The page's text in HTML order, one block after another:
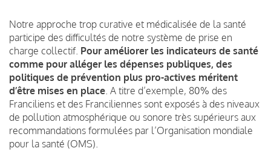
Notre approche trop curative et médicalisée de la santé
participe des difficultés de notre système de prise en
charge collectif. Pour améliorer les indicateurs de santé
comme pour alléger les dépenses publiques, des
politiques de prévention plus pro-actives méritent
d’être mises en place. A titre d’exemple, 80% des
Franciliens et des Franciliennes sont exposés à des niveaux
de pollution atmosphérique ou sonore très supérieurs aux
recommandations formulées par l’Organisation mondiale
pour la santé (OMS).